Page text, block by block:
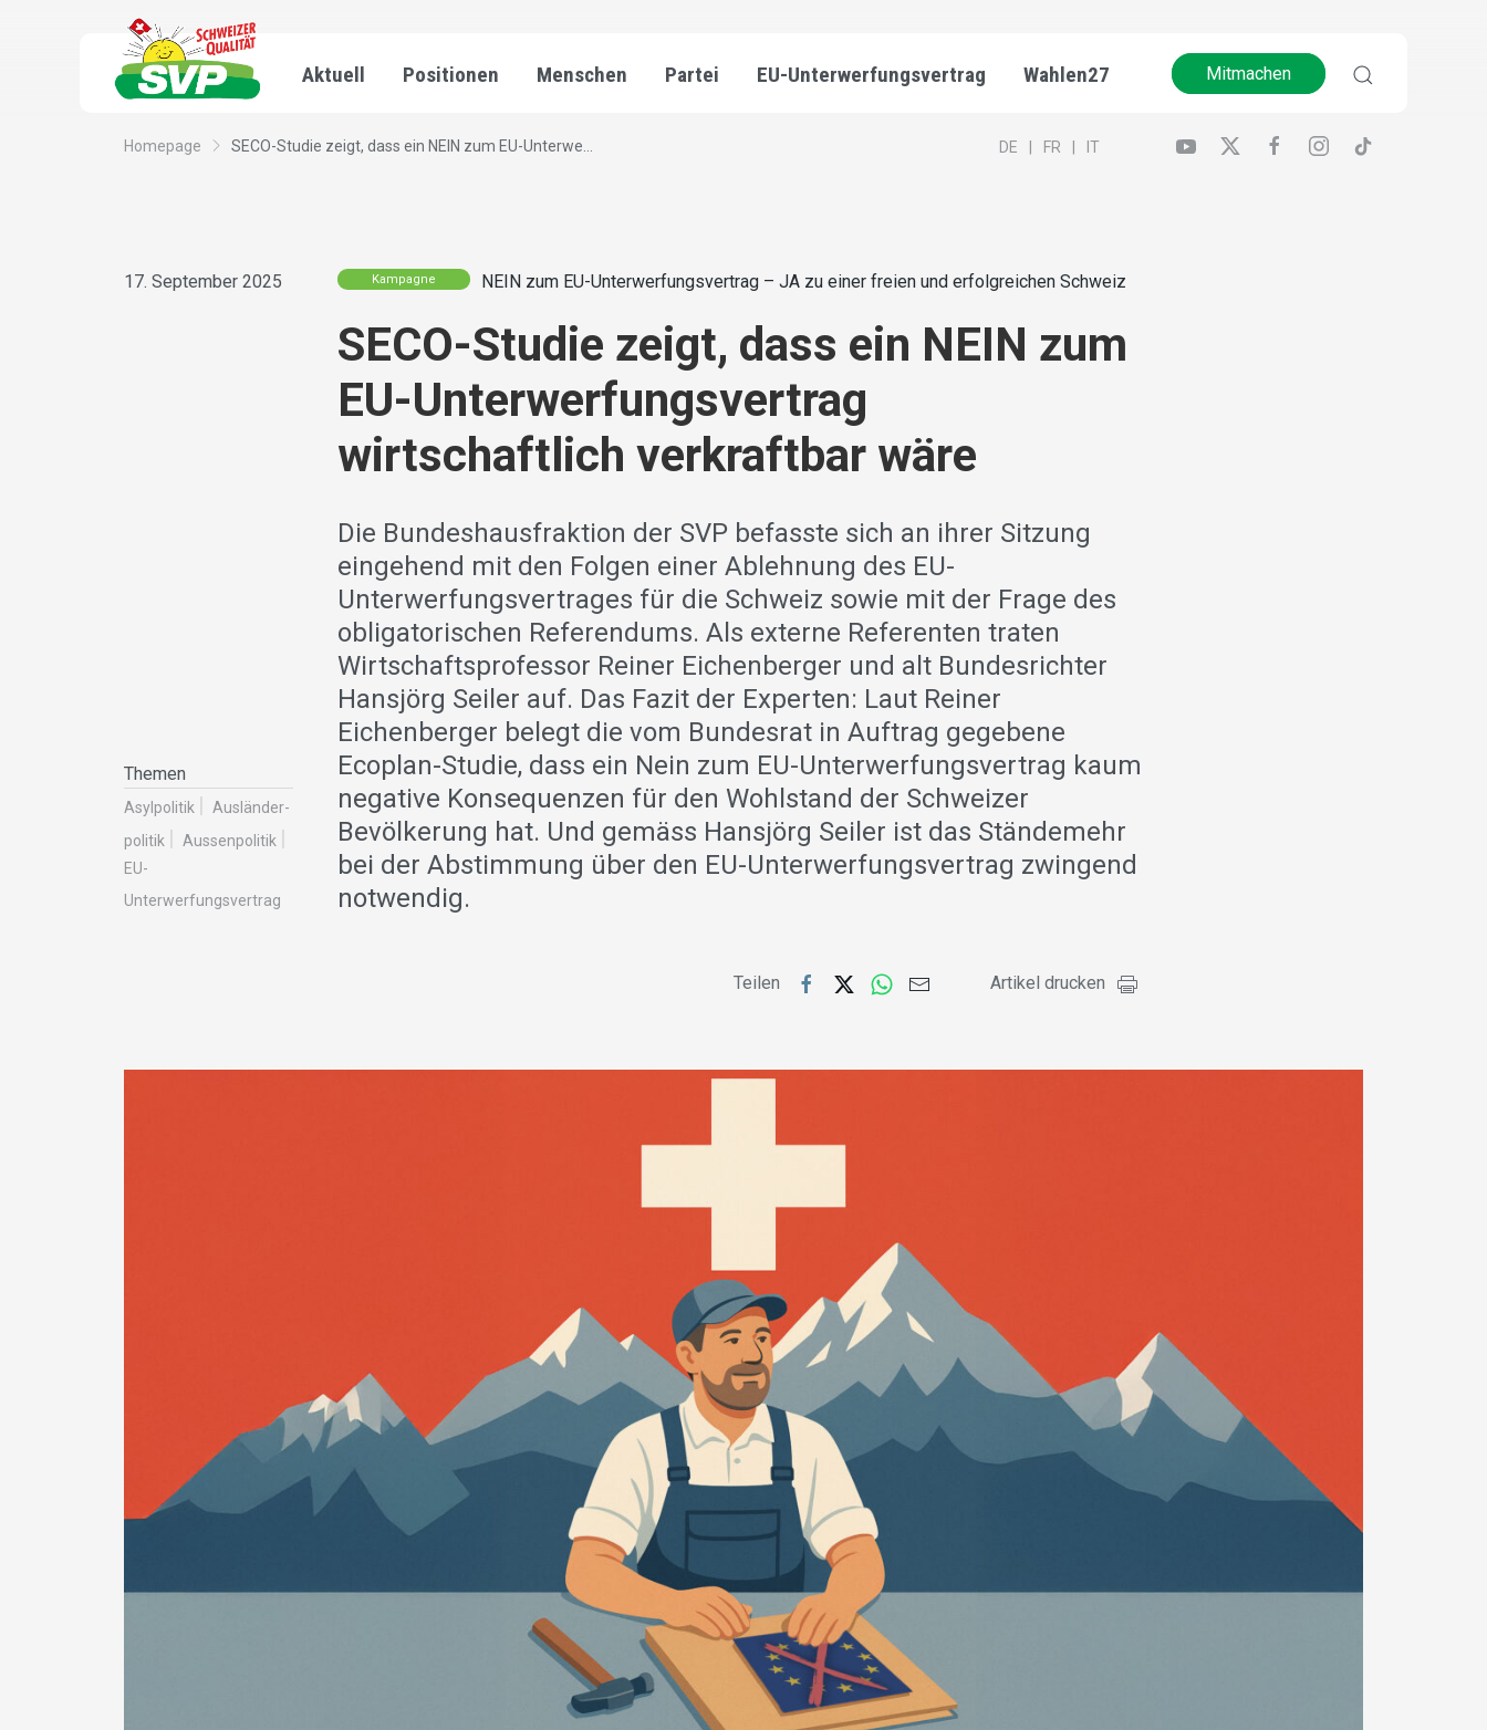
Aktuell Positionen Menschen Partei EU-Unterwerfungsvertrag Wahlen27 Mitmachen
Homepage SECO-Studie zeigt, dass ein NEIN zum EU-Unterwe... DE FR IT
17. September 2025
Themen
Asylpolitik
Ausländer­
politik
Aussenpolitik
EU-
Unterwerfungsvertrag
Kampagne NEIN zum EU-Unterwerfungsvertrag – JA zu einer freien und erfolgreichen Schweiz
SECO-Studie zeigt, dass ein NEIN zum
EU-Unterwerfungsvertrag
wirtschaftlich verkraftbar wäre
Die Bundeshausfraktion der SVP befasste sich an ihrer Sitzung
eingehend mit den Folgen einer Ablehnung des EU-
Unterwerfungsvertrages für die Schweiz sowie mit der Frage des
obligatorischen Referendums. Als externe Referenten traten
Wirtschaftsprofessor Reiner Eichenberger und alt Bundesrichter
Hansjörg Seiler auf. Das Fazit der Experten: Laut Reiner
Eichenberger belegt die vom Bundesrat in Auftrag gegebene
Ecoplan-Studie, dass ein Nein zum EU-Unterwerfungsvertrag kaum
negative Konsequenzen für den Wohlstand der Schweizer
Bevölkerung hat. Und gemäss Hansjörg Seiler ist das Ständemehr
bei der Abstimmung über den EU-Unterwerfungsvertrag zwingend
notwendig.
Teilen Artikel drucken